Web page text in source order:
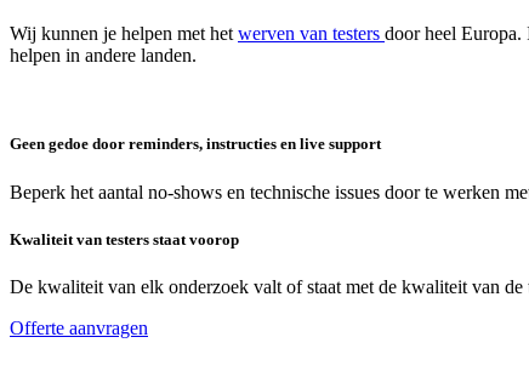
Wij kunnen je helpen met het werven van testers door heel
helpen in andere landen.
Geen gedoe door reminders, instructies en live support
Beperk het aantal no-shows en technische issues door te werken
Kwaliteit van testers staat voorop
De kwaliteit van elk onderzoek valt of staat met de kwaliteit van
Offerte aanvragen